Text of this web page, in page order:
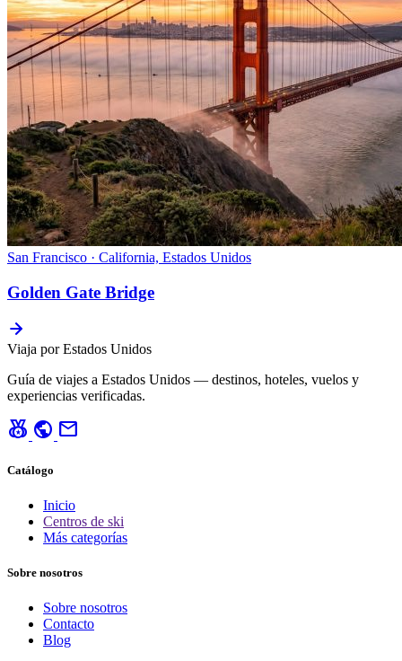
San Francisco · California, Estados Unidos
Golden Gate Bridge
Viaja por Estados Unidos
Guía de viajes a Estados Unidos — destinos, hoteles, vuelos y
experiencias verificadas.
social_leaderboard public mail
Catálogo
Inicio
Centros de ski
Más categorías
Sobre nosotros
Sobre nosotros
Contacto
Blog